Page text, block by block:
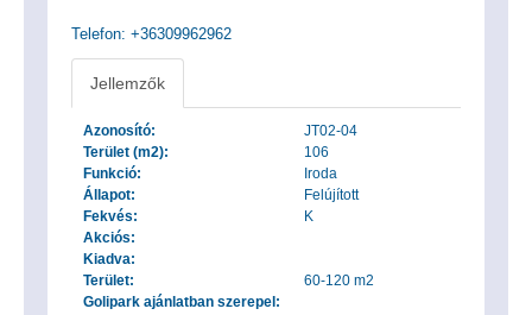
Telefon: +36309962962
Jellemzők
Azonosító:
JT02-04
Terület (m2):
106
Funkció:
Iroda
Állapot:
Felújított
Fekvés:
K
Akciós:
Kiadva:
Terület:
60-120 m2
Golipark ajánlatban szerepel: